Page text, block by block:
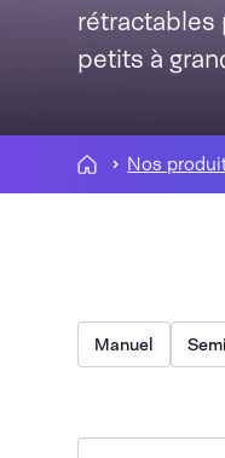
rétractables
petits à
Nos
Manuel